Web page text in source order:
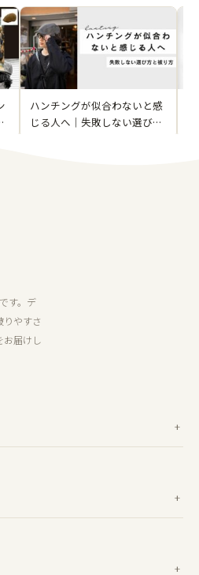
ハンチングが似合わないと感
じる人へ｜失敗しない選び方
す。デ
やすさ
お届けし